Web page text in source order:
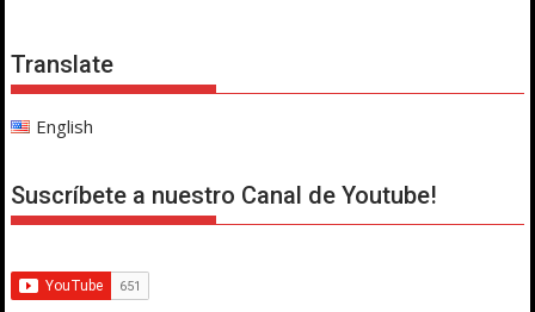
Translate
English
Suscríbete a nuestro Canal de Youtube!